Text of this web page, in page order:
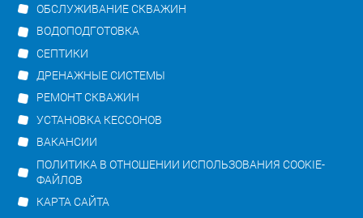
ОБСЛУЖИВАНИЕ СКВАЖИН
ВОДОПОДГОТОВКА
СЕПТИКИ
ДРЕНАЖНЫЕ СИСТЕМЫ
РЕМОНТ СКВАЖИН
УСТАНОВКА КЕССОНОВ
ВАКАНСИИ
ПОЛИТИКА В ОТНОШЕНИИ ИСПОЛЬЗОВАНИЯ COOKIE-
ФАЙЛОВ
КАРТА САЙТА